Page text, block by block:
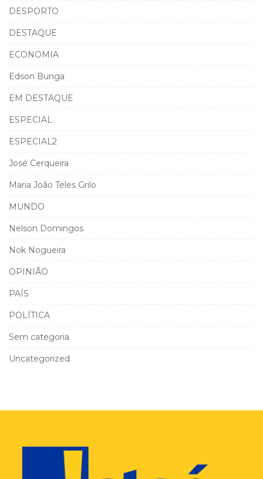
DESPORTO
DESTAQUE
ECONOMIA
Edson Bunga
EM DESTAQUE
ESPECIAL
ESPECIAL2
José Cerqueira
Maria João Teles Grilo
MUNDO
Nelson Domingos
Nok Nogueira
OPINIÃO
PAÍS
POLÍTICA
Sem categoria
Uncategorized